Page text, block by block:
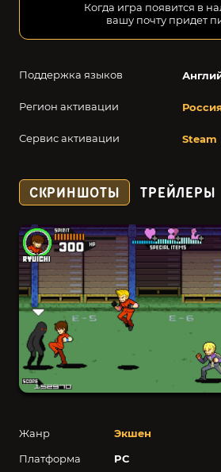
Когда игра появится в
вашу почту придет
Поддержка языков
Регион активации
Сервис активации Steam
Жанр
Экшен
Платформа
PC
СКРИНШОТЫ ТРЕЙЛЕРЫ